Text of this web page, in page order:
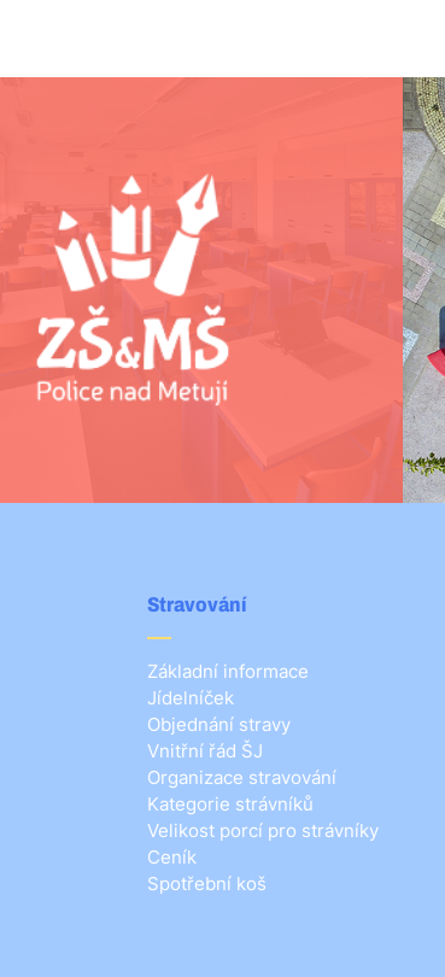
Stravování
Základní informace
Jídelníček
Objednání stravy
Vnitřní řád ŠJ
Organizace stravování
Kategorie strávníků
Velikost porcí pro strávníky
Ceník
Spotřební koš